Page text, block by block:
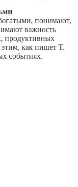
понимают,
важность
продуктивных
как пишет Т.
событиях.